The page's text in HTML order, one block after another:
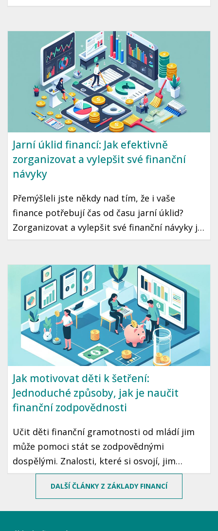
daních, což může znamenat více peněz ve vaší
můžete maximálně využít daňové úlevy v
České republice.
Jarní úklid financí: Jak efektivně
zorganizovat a vylepšit své finanční
návyky
Přemýšleli jste někdy nad tím, že i vaše
finance potřebují čas od času jarní úklid?
Zorganizovat a vylepšit své finanční návyky je
krok, který může vést k lepší finanční
jednoduše a prakticky.
Jak motivovat děti k šetření:
Jednoduché způsoby, jak je naučit
finanční zodpovědnosti
Učit děti finanční gramotnosti od mládí jim
může pomoci stát se zodpovědnými
dospělými. Znalosti, které si osvojí, jim
mohou sloužit po celý život. Prozradíme vám,
jak motivovat děti k šetření peněz pomocí
DALŠÍ ČLÁNKY Z ZÁKLADY FINANCÍ